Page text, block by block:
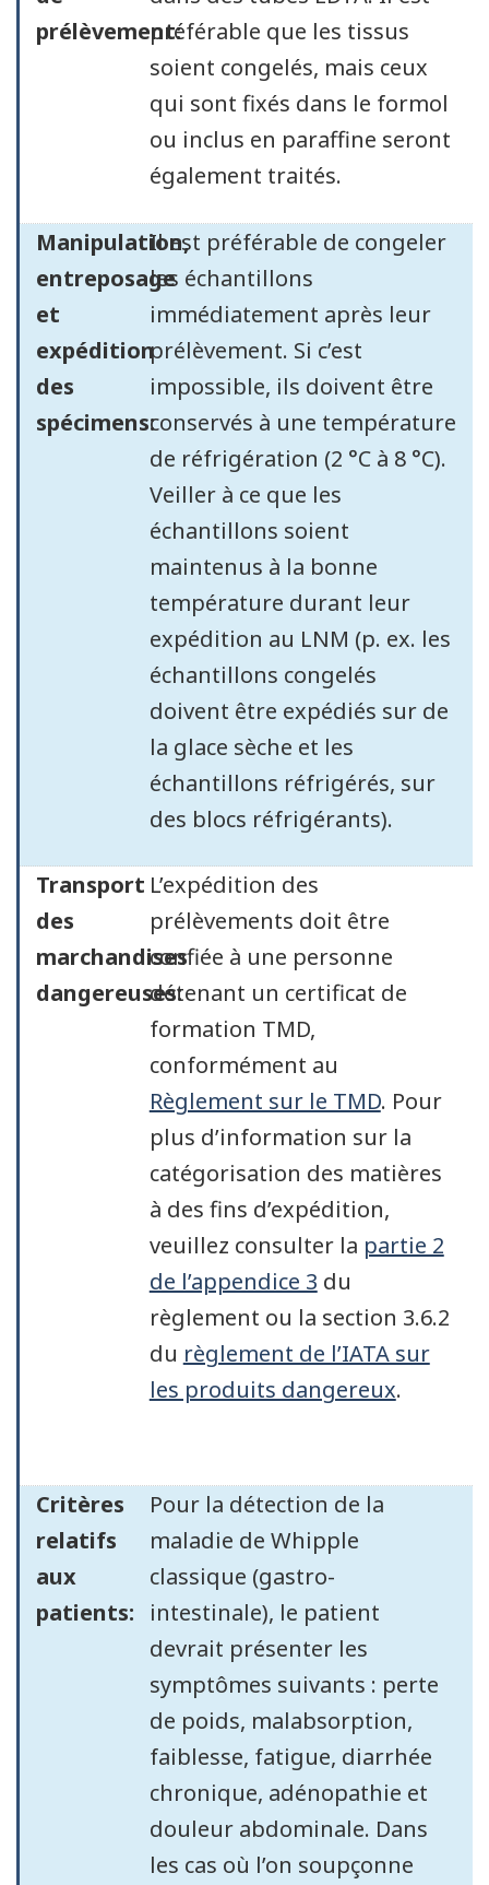
prélèvement:préférable que les tissus
soient congelés, mais ceux
qui sont fixés dans le formol
ou inclus en paraffine seront
également traités.
Manipulation,
entreposage
et
expédition
des
spécimens:
Il est préférable de congeler
les échantillons
immédiatement après leur
prélèvement. Si c’est
impossible, ils doivent être
conservés à une température
de réfrigération (2 °C à 8 °C).
Veiller à ce que les
échantillons soient
maintenus à la bonne
température durant leur
expédition au LNM (p. ex. les
échantillons congelés
doivent être expédiés sur de
la glace sèche et les
échantillons réfrigérés, sur
des blocs réfrigérants).
Transport
des
marchandises
dangereuses:
L’expédition des
prélèvements doit être
confiée à une personne
détenant un certificat de
formation TMD,
conformément au
Règlement sur le TMD. Pour
plus d’information sur la
catégorisation des matières
à des fins d’expédition,
veuillez consulter la partie 2
de l’appendice 3 du
règlement ou la section 3.6.2
du règlement de l’IATA sur
les produits dangereux.
Critères
relatifs
aux
patients:
Pour la détection de la
maladie de Whipple
classique (gastro-
intestinale), le patient
devrait présenter les
symptômes suivants : perte
de poids, malabsorption,
faiblesse, fatigue, diarrhée
chronique, adénopathie et
douleur abdominale. Dans
les cas où l’on soupçonne